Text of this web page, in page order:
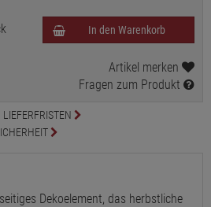
In den Warenkorb
Artikel merken
Fragen zum Produkt
Dekoelement, das herbstliche